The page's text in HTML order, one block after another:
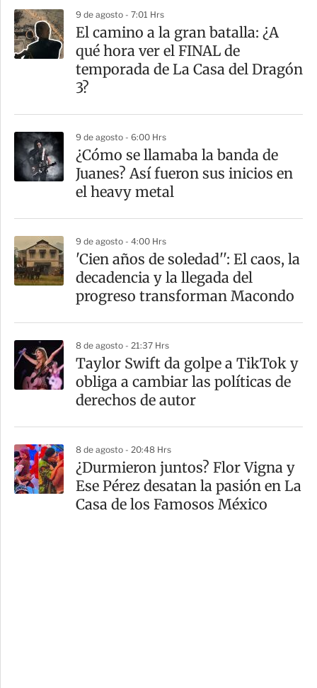
a
r
t
9 de agosto - 7:01 Hrs
El camino a la gran batalla: ¿A
qué hora ver el FINAL de
temporada de La Casa del Dragón
3?
9 de agosto - 6:00 Hrs
¿Cómo se llamaba la banda de
Juanes? Así fueron sus inicios en
el heavy metal
9 de agosto - 4:00 Hrs
'Cien años de soledad'': El caos, la
decadencia y la llegada del
progreso transforman Macondo
8 de agosto - 21:37 Hrs
Taylor Swift da golpe a TikTok y
obliga a cambiar las políticas de
derechos de autor
8 de agosto - 20:48 Hrs
¿Durmieron juntos? Flor Vigna y
Ese Pérez desatan la pasión en La
Casa de los Famosos México